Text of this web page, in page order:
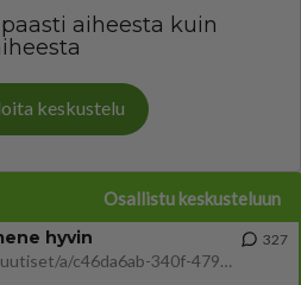
aiheesta kuin
keskustelu
Osallistu keskusteluun
hyvin
https://www.iltalehti.fi/viihdeuutiset/a/c46da6ab-340f-4790-aaa7-0865eed2336 Yrityksen konkurssihakemus on tullut kärä
327